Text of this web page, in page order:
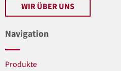
WIR ÜBER UNS
Navigation
Produkte